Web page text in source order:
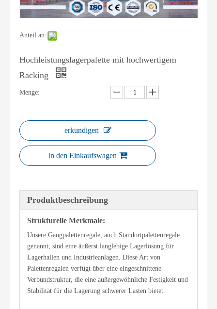
Anteil an:
Hochleistungslagerpalette mit hochwertigem
Racking
Menge:
erkundigen
In den Einkaufswagen
Produktbeschreibung
Strukturelle Merkmale:
Unsere Gangpalettenregale, auch Standortpalettenregale
genannt, sind eine äußerst langlebige Lagerlösung für
Lagerhallen und Industrieanlagen. Diese Art von
Palettenregalen verfügt über eine eingeschnittene
Verbundstruktur, die eine außergewöhnliche Festigkeit und
Stabilität für die Lagerung schwerer Lasten bietet.